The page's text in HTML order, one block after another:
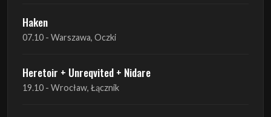
Haken
07.10 - Warszawa, Oczki
Heretoir + Unreqvited + Nidare
19.10 - Wrocław, Łącznik